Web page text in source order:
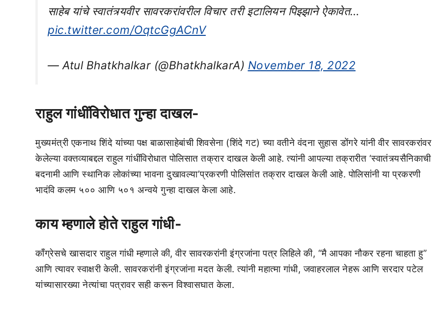
साहेब यांचे स्वातंत्र्यवीर सावरकरांवरील विचार तरी इटालियन पिझ्झाने ऐकावेत…
pic.twitter.com/OqtcGgACnV
— Atul Bhatkhalkar (@BhatkhalkarA) November 18, 2022
राहुल गांधींविरोधात गुन्हा दाखल-
मुख्यमंत्री एकनाथ शिंदे यांच्या पक्ष बाळासाहेबांची शिवसेना (शिंदे गट) च्या वतीने वंदना सुहास डोंगरे यांनी वीर सावरकरांवर
केलेल्या वक्तव्याबद्दल राहुल गांधींविरोधात पोलिसात तक्रार दाखल केली आहे. त्यांनी आपल्या तक्रारीत ‘स्वातंत्र्यसैनिकाची
बदनामी आणि स्थानिक लोकांच्या भावना दुखावल्या’प्रकरणी पोलिसांत तक्रार दाखल केली आहे. पोलिसांनी या प्रकरणी
भादंवि कलम ५०० आणि ५०१ अन्वये गुन्हा दाखल केला आहे.
काय म्हणाले होते राहुल गांधी-
काँग्रेसचे खासदार राहुल गांधी म्हणाले की, वीर सावरकरांनी इंग्रजांना पत्र लिहिले की, “मै आपका नौकर रहना चाहता हु”
आणि त्यावर स्वाक्षरी केली. सावरकरांनी इंग्रजांना मदत केली. त्यांनी महात्मा गांधी, जवाहरलाल नेहरू आणि सरदार पटेल
यांच्यासारख्या नेत्यांचा पत्रावर सही करून विश्वासघात केला.